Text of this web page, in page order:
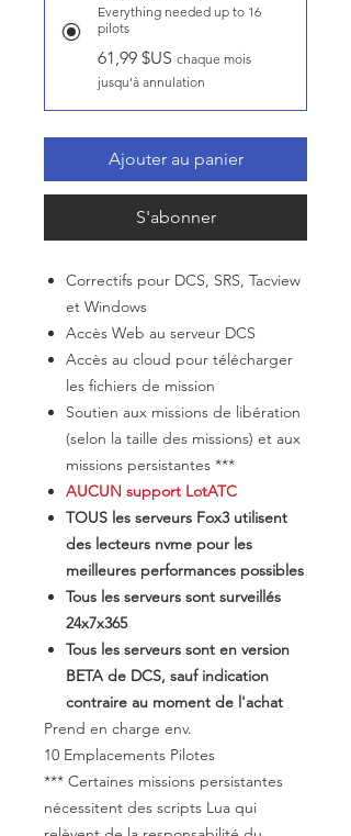
Everything needed up to 16
pilots
61,99 $US chaque mois
jusqu'à annulation
Ajouter au panier
S'abonner
Correctifs pour DCS, SRS, Tacview
et Windows
Accès Web au serveur DCS
Accès au cloud pour télécharger
les fichiers de mission
Soutien aux missions de libération
(selon la taille des missions) et aux
missions persistantes ***
AUCUN support LotATC
TOUS les serveurs Fox3 utilisent
des lecteurs nvme pour les
meilleures performances possibles
Tous les serveurs sont surveillés
24x7x365
Tous les serveurs sont en version
BETA de DCS, sauf indication
contraire au moment de l'achat
​Prend en charge env.
10 Emplacements Pilotes
*** Certaines missions persistantes
nécessitent des scripts Lua qui